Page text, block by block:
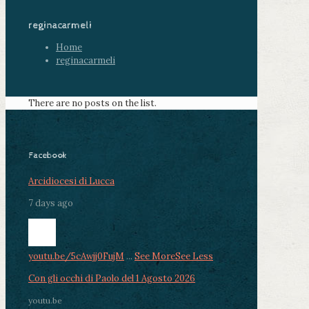
reginacarmeli
Home
reginacarmeli
There are no posts on the list.
Facebook
Arcidiocesi di Lucca
7 days ago
youtu.be/5cAwjj0FujM ... See MoreSee Less
Con gli occhi di Paolo del 1 Agosto 2026
youtu.be